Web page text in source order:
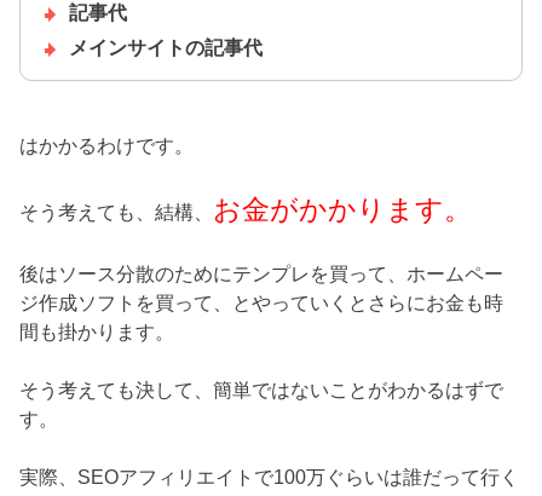
記事代
メインサイトの記事代
はかかるわけです。
そう考えても、結構、 お金がかかります。
後はソース分散のためにテンプレを買って、ホームペー
ジ作成ソフトを買って、とやっていくとさらにお金も時
間も掛かります。
そう考えても決して、簡単ではないことがわかるはずで
す。
実際、SEOアフィリエイトで100万ぐらいは誰だって行く